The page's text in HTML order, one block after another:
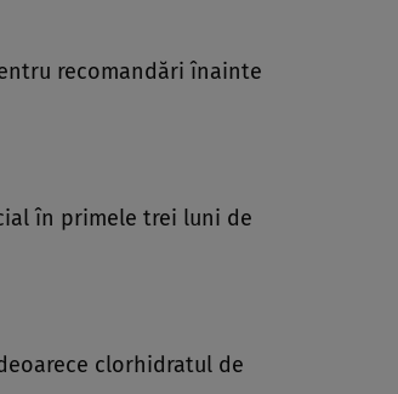
recomandări înainte
în primele trei luni de
clorhidratul de